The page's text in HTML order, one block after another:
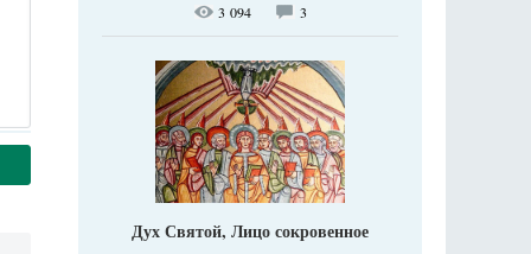
3 094 3
Дух Святой, Лицо сокровенное